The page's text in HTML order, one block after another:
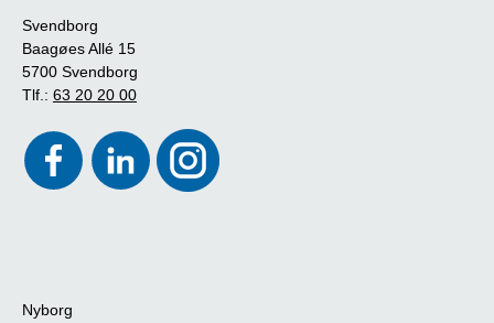
Svendborg
Baagøes Allé 15
5700 Svendborg
Tlf.: 63 20 20 00
Nyborg